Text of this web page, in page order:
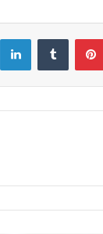
LinkedInTumblr